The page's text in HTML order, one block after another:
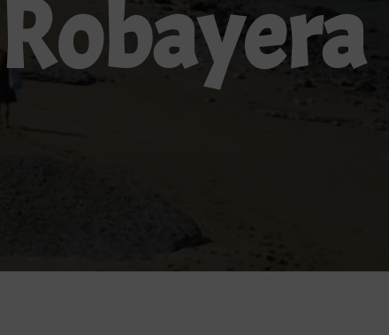
Robayera